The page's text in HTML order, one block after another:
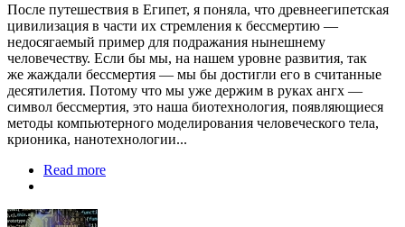
После путешествия в Египет, я поняла, что древнеегипетская
цивилизация в части их стремления к бессмертию —
недосягаемый пример для подражания нынешнему
человечеству. Если бы мы, на нашем уровне развития, так
же жаждали бессмертия — мы бы достигли его в считанные
десятилетия. Потому что мы уже держим в руках ангх —
символ бессмертия, это наша биотехнология, появляющиеся
методы компьютерного моделирования человеческого тела,
крионика, нанотехнологии...
Read more